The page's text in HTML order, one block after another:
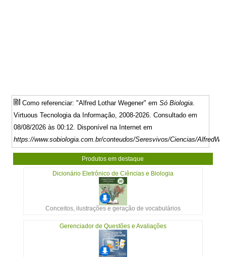
Como referenciar: "Alfred Lothar Wegener" emSó Biologia.
Virtuous Tecnologia da Informação, 2008-2026. Consultado em
08/08/2026 às 00:12. Disponível na Internet em
https://www.sobiologia.com.br/conteudos/Seresvivos/Ciencias/
Produtos em destaque
Dicionário Eletrônico de Ciências e Biologia
Conceitos, ilustrações e geração de vocabulários
Gerenciador de Questões e Avaliações